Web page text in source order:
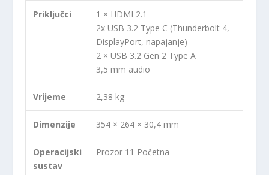
Priključci
1 × HDMI 2.1
2x USB 3.2 Type C (Thunderbolt 4,
DisplayPort, napajanje)
2 × USB 3.2 Gen 2 Type A
3,5 mm audio
Vrijeme 2,38 kg
Dimenzije 354 × 264 × 30,4 mm
Operacijski
sustav
Prozor 11 Početna